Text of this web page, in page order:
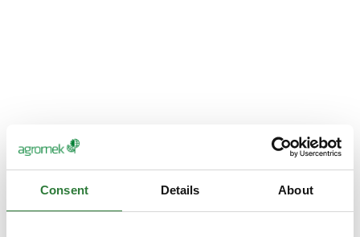
Consent Details About